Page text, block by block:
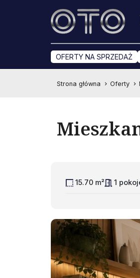
OFERTY NA SPRZEDAŻ
Strona główna Oferty
15.70 m² 1